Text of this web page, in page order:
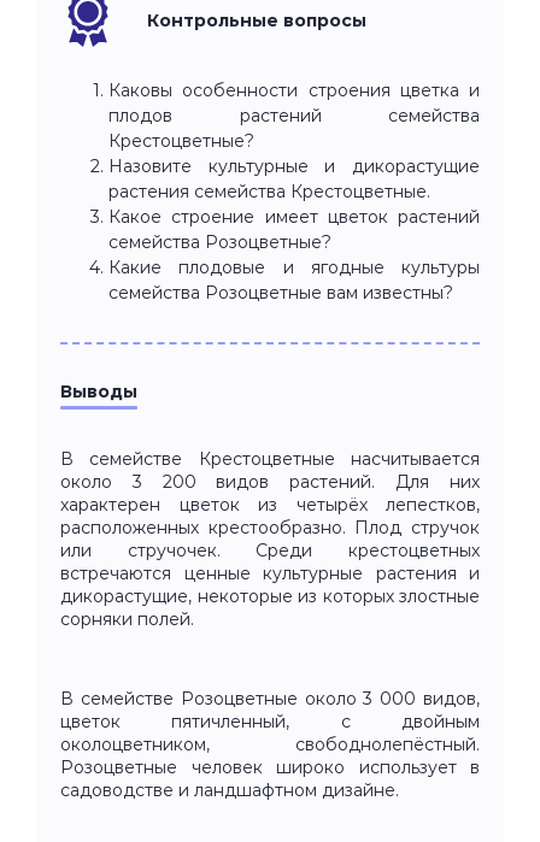
Контрольные вопросы
Каковы особенности строения цветка и
плодов растений семейства
Крестоцветные?
Назовите культурные и дикорастущие
растения семейства Крестоцветные.
Какое строение имеет цветок растений
семейства Розоцветные?
Какие плодовые и ягодные культуры
семейства Розоцветные вам известны?
Выводы
В семействе Крестоцветные насчитывается
около 3 200 видов растений. Для них
характерен цветок из четырёх лепестков,
расположенных крестообразно. Плод стручок
или стручочек. Среди крестоцветных
встречаются ценные культурные растения и
дикорастущие, некоторые из которых злостные
сорняки полей.
В семействе Розоцветные около 3 000 видов,
цветок пятичленный, с двойным
околоцветником, свободнолепёстный.
Розоцветные человек широко использует в
садоводстве и ландшафтном дизайне.